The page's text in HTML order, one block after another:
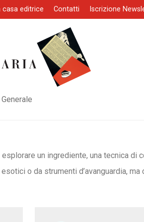
casa editrice Contatti Iscrizione
Generale
un ingrediente, una tecnica di
o da strumenti d’avanguardia,